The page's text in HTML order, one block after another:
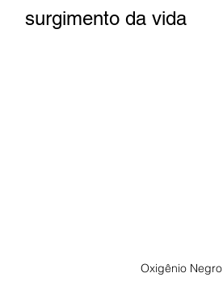
surgimento da vida
Oxigênio Negro